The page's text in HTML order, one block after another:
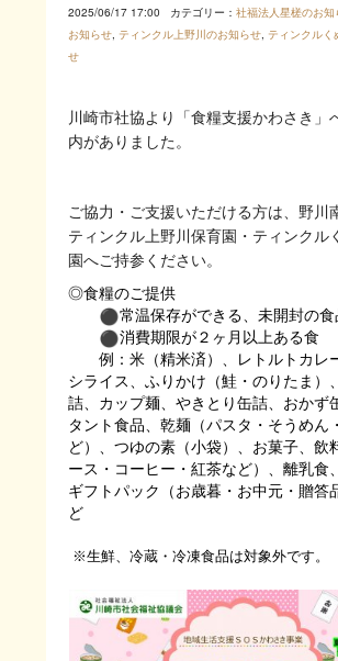
2025/06/17 17:00 カテゴリー： 社福法人星槎のお知
お知らせ, ティンクル上野川のお知らせ, ティンクルく
せ
川崎市社協より「食糧支援かわさき」
内がありました。
ご協力・ご支援いただける方は、野川
ティンクル上野川保育園・ティンクル
園へご持参ください。
◎食糧のご提供
常温保存ができる、未開封の食
️消費期限が２ヶ月以上ある食
例：米（精米済）、レトルトカレ
シライス、ふりかけ（鮭・のりたま）
詰、カップ麺、やきとり缶詰、おかず
タント食品、 乾麺（パスタ・そうめん
ど）、つゆの素（小袋）、 お菓子、飲
ース・コーヒー・紅茶など）、離乳食、
ギフトパック（お歳暮・お中元・贈答
ど
※生鮮、冷蔵・冷凍食品は対象外です。